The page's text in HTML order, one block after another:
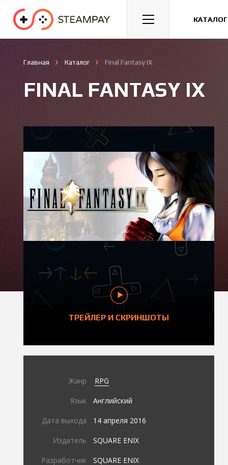
Спорт Гонки Казуальные
Главная Каталог Final Fantasy IX
FINAL FANTASY IX
ТРЕЙЛЕР И СКРИНШОТЫ
Жанр RPG
Язык Английский
Дата выхода 14 апреля 2016
Издатель SQUARE ENIX
Разработчик SQUARE ENIX